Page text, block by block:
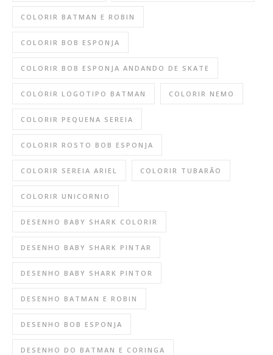
COLORIR BATMAN E ROBIN
COLORIR BOB ESPONJA
COLORIR BOB ESPONJA ANDANDO DE SKATE
COLORIR LOGOTIPO BATMAN COLORIR NEMO
COLORIR PEQUENA SEREIA
COLORIR ROSTO BOB ESPONJA
COLORIR SEREIA ARIEL COLORIR TUBARÃO
COLORIR UNICORNIO
DESENHO BABY SHARK COLORIR
DESENHO BABY SHARK PINTAR
DESENHO BABY SHARK PINTOR
DESENHO BATMAN E ROBIN
DESENHO BOB ESPONJA
DESENHO DO BATMAN E CORINGA